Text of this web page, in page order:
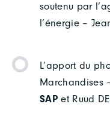
soutenu par
l’énergie –
L’apport du
Marchandises
SAPet Ruud